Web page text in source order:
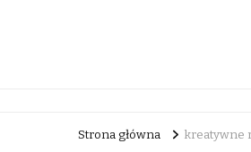
Strona główna kreatywne